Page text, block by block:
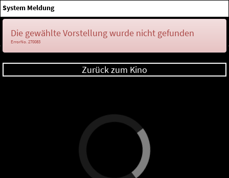
System Meldung
Die gewählte Vorstellung wurde nicht gefunden
ErrorNo. 270083
Zurück zum Kino